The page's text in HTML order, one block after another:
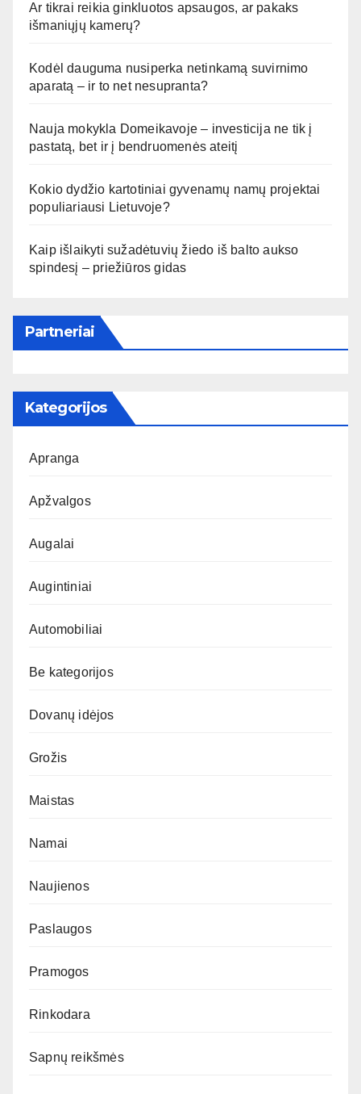
Ar tikrai reikia ginkluotos apsaugos, ar pakaks
išmaniųjų kamerų?
Kodėl dauguma nusiperka netinkamą suvirnimo
aparatą – ir to net nesupranta?
Nauja mokykla Domeikavoje – investicija ne tik į
pastatą, bet ir į bendruomenės ateitį
Kokio dydžio kartotiniai gyvenamų namų projektai
populiariausi Lietuvoje?
Kaip išlaikyti sužadėtuvių žiedo iš balto aukso
spindesį – priežiūros gidas
Partneriai
Kategorijos
Apranga
Apžvalgos
Augalai
Augintiniai
Automobiliai
Be kategorijos
Dovanų idėjos
Grožis
Maistas
Namai
Naujienos
Paslaugos
Pramogos
Rinkodara
Sapnų reikšmės